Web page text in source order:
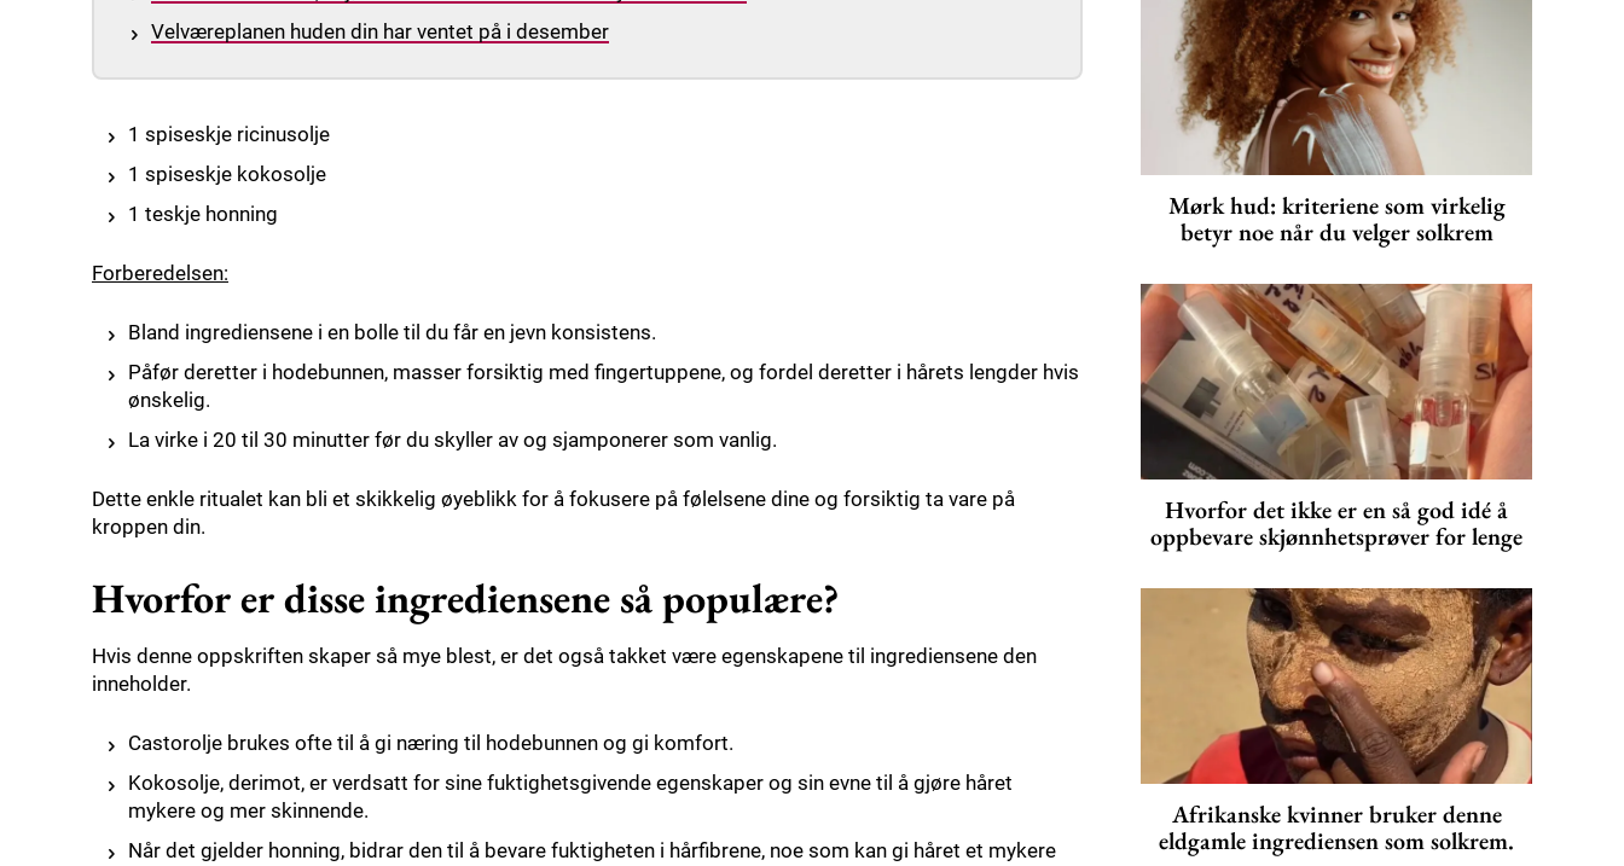
Velværeplanen huden din har ventet på i desember
1 spiseskje ricinusolje
1 spiseskje kokosolje
1 teskje honning
Forberedelsen:
Bland ingrediensene i en bolle til du får en jevn konsistens.
Påfør deretter i hodebunnen, masser forsiktig med fingertuppene, og fordel deretter i hårets lengder hvis
ønskelig.
La virke i 20 til 30 minutter før du skyller av og sjamponerer som vanlig.
Dette enkle ritualet kan bli et skikkelig øyeblikk for å fokusere på følelsene dine og forsiktig ta vare på
kroppen din.
Hvorfor er disse ingrediensene så populære?
Hvis denne oppskriften skaper så mye blest, er det også takket være egenskapene til ingrediensene den
inneholder.
Castorolje brukes ofte til å gi næring til hodebunnen og gi komfort.
Kokosolje, derimot, er verdsatt for sine fuktighetsgivende egenskaper og sin evne til å gjøre håret
mykere og mer skinnende.
Når det gjelder honning, bidrar den til å bevare fuktigheten i hårfibrene, noe som kan gi håret et mykere
Mørk hud: kriteriene som virkelig
betyr noe når du velger solkrem
Hvorfor det ikke er en så god idé å
oppbevare skjønnhetsprøver for lenge
Afrikanske kvinner bruker denne
eldgamle ingrediensen som solkrem.